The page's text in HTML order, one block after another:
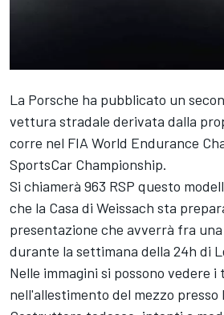
La Porsche ha pubblicato un
vettura stradale derivata dalla
corre nel FIA World Endurance
SportsCar Championship.
Si chiamerà 963 RSP questo
che la Casa di Weissach sta
presentazione che avverrà fra
durante la settimana della 24h di
Nelle immagini si possono vedere i
nell'allestimento del mezzo presso